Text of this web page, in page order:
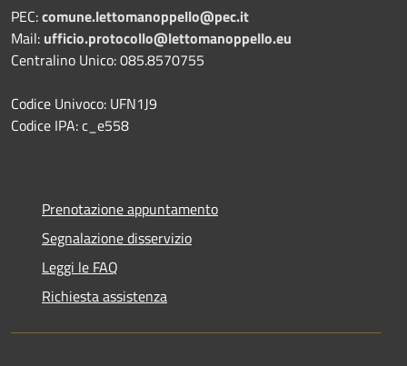
PEC:comune.lettomanoppello@pec.it
Mail: ufficio.protocollo@lettomanoppello.eu
Centralino Unico: 085.8570755
Codice Univoco: UFN1J9
Codice IPA: c_e558
Prenotazione appuntamento
Segnalazione disservizio
Leggi le FAQ
Richiesta assistenza